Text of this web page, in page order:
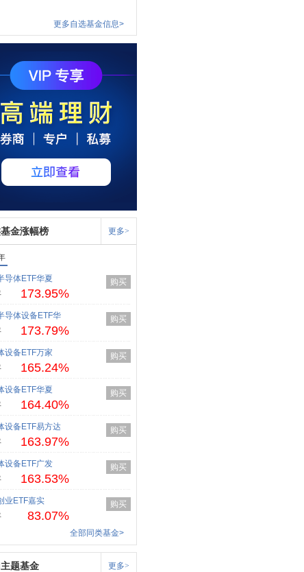
更多自选基金信息>
金涨幅榜 更多>
导体ETF华夏
173.95%
购买
导体设备ETF华
173.79%
购买
设备ETF万家
165.24%
购买
设备ETF华夏
164.40%
购买
设备ETF易方达
163.97%
购买
设备ETF广发
163.53%
购买
业ETF嘉实
83.07%
购买
全部同类基金>
题基金 更多>